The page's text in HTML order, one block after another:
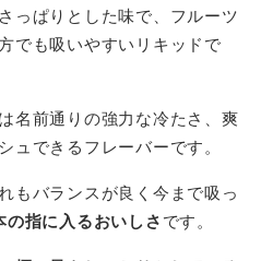
っぱりとした味で、フルーツ
でも吸いやすいリキッドで
名前通りの強力な冷たさ、爽
ュできるフレーバーです。
もバランスが良く今まで吸っ
の指に入るおいしさです。